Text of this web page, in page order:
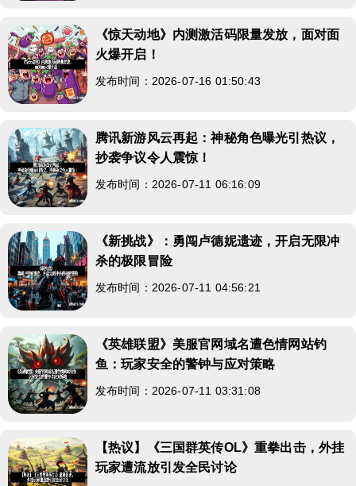
《惊天动地》内测激活码限量发放，面对面
火爆开启！
发布时间：2026-07-16 01:50:43
腾讯新游风云再起：神秘角色曝光引热议，
抄袭争议令人震惊！
发布时间：2026-07-11 06:16:09
《新挑战》：勇闯卢德妮遗迹，开启无限冲
杀的极限冒险
发布时间：2026-07-11 04:56:21
《英雄联盟》美服官网域名遭色情网站钓
鱼：玩家安全的警钟与应对策略
发布时间：2026-07-11 03:31:08
【热议】《三国群英传OL》重拳出击，外挂
玩家遭流放引发全民讨论